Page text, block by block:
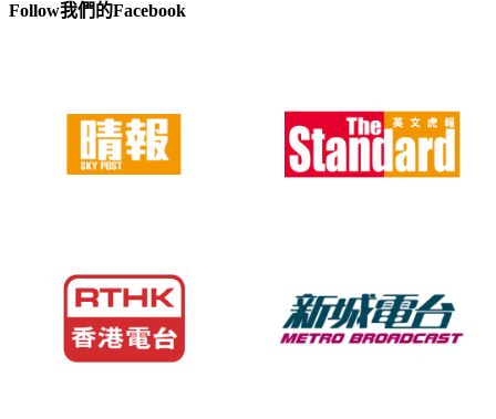
Follow我們的Facebook